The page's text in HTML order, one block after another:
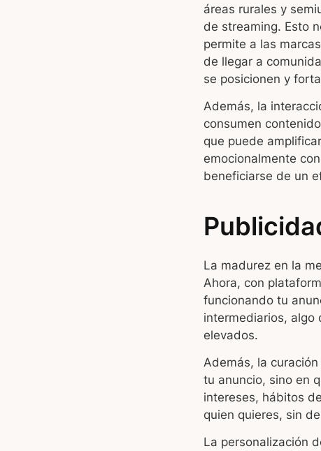
áreas rurales y
de streaming. Esto
permite a las
de llegar a
se posicionen y
Además, la
consumen
que puede
emocionalmente
beneficiarse de un
La madurez en la
Ahora, con
funcionando tu
intermediarios, algo
elevados.
Además, la
tu anuncio, sino en
intereses, hábitos
quien quieres, sin
La personalización